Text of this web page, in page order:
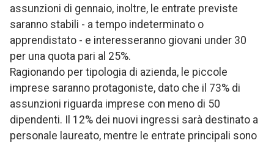
assunzioni di gennaio, inoltre, le entrate previste
saranno stabili - a tempo indeterminato o
apprendistato - e interesseranno giovani under 30
per una quota pari al 25%.
Ragionando per tipologia di azienda, le piccole
imprese saranno protagoniste, dato che il 73% di
assunzioni riguarda imprese con meno di 50
dipendenti. Il 12% dei nuovi ingressi sarà destinato a
personale laureato, mentre le entrate principali sono